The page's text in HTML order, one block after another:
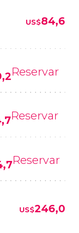
US$84,6
Reservar
Reservar
Reservar
US$246,0